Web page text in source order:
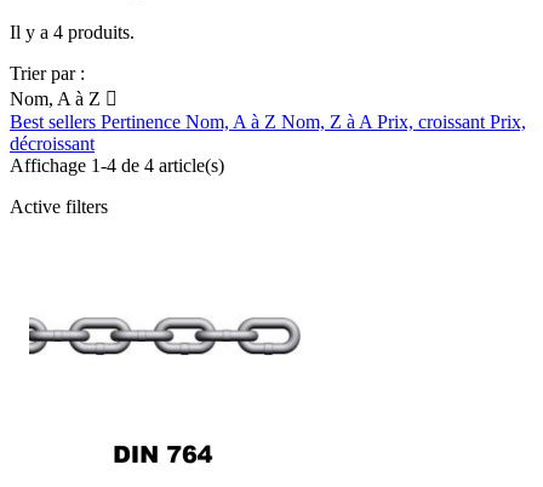
Il y a 4 produits.
Trier par :
Nom, A à Z 
Best sellers Pertinence Nom, A à Z Nom, Z à A Prix, croissant Prix,
décroissant
Affichage 1-4 de 4 article(s)
Active filters